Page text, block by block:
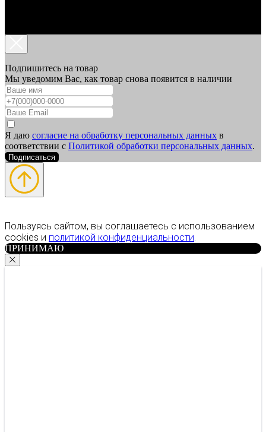
Подпишитесь на товар
Мы уведомим Вас, как товар снова появится в наличии
Я даю согласие на обработку персональных данных в
соответствии с Политикой обработки персональных данных.
Подписаться
Пользуясь сайтом, вы соглашаетесь с использованием
cookies и политикой конфиденциальности.
ПРИНИМАЮ